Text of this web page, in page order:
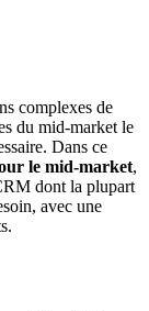
complexes de
du mid-market le
Dans ce
le mid-market,
dont la plupart
avec une